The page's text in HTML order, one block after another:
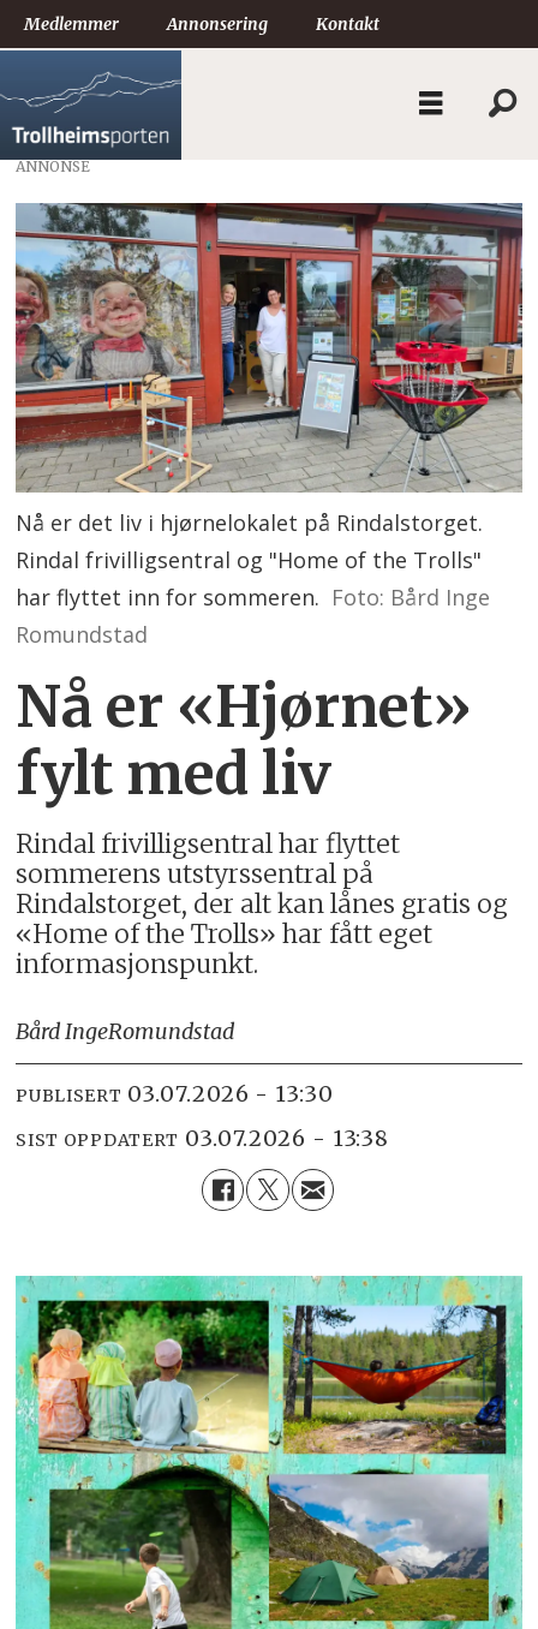
Medlemmer Annonsering Kontakt
ANNONSE
Nå er det liv i hjørnelokalet på Rindalstorget.
Rindal frivilligsentral og "Home of the Trolls"
har flyttet inn for sommeren. Foto: Bård Inge
Romundstad
Nå er «Hjørnet»
fylt med liv
Rindal frivilligsentral har flyttet
sommerens utstyrssentral på
Rindalstorget, der alt kan lånes gratis og
«Home of the Trolls» har fått eget
informasjonspunkt.
Bård IngeRomundstad
PUBLISERT 03.07.2026 - 13:30
SIST OPPDATERT 03.07.2026 - 13:38